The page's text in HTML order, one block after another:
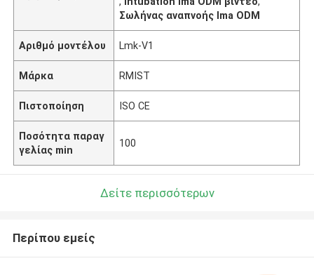
Σωλήνας αναπνοής lma ODM
Αριθμό μοντέλου Lmk-V1
Μάρκα RMIST
Πιστοποίηση ISO CE
Ποσότητα παραγ
γελίας min
100
Δείτε περισσότερων
Περίπου εμείς